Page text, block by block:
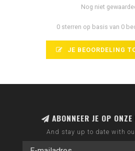
Nog niet
0 sterren op basis van 0
JE BEOORDELING
ABONNEER JE OP
And stay up to date with